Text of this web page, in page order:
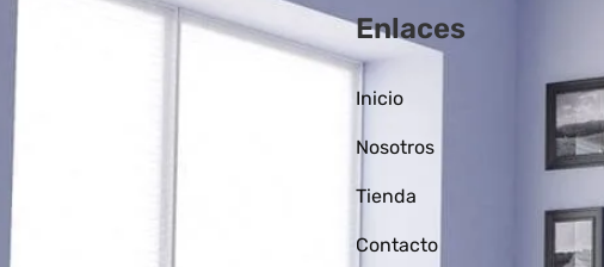
Enlaces
Inicio
Nosotros
Tienda
Contacto